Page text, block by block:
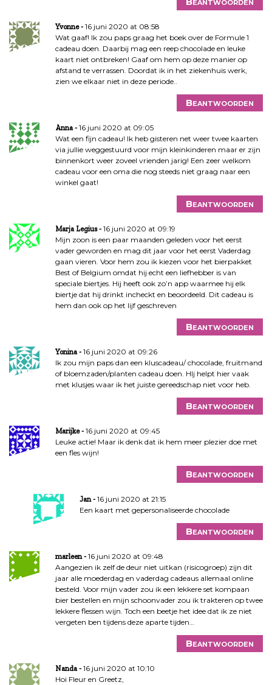
Yvonne
16 juni 2020 at 08:58
Wat gaaf! Ik zou paps graag het boek over de Formule 1
cadeau doen. Daarbij mag een reep chocolade en leuke
kaart niet ontbreken! Gaaf om hem op deze manier op
afstand te verrassen. Doordat ik in het ziekenhuis werk,
zien we elkaar niet in deze periode..
Beantwoorden
Anna
16 juni 2020 at 09:05
Wat een fijn cadeau! Ik heb gisteren net weer twee kaarten
via jullie weggestuurd voor mijn kleinkinderen maar er zijn
binnenkort weer zoveel vrienden jarig! Een zeer welkom
cadeau voor een oma die nog steeds niet graag naar een
winkel gaat!
Beantwoorden
Marja Legius
16 juni 2020 at 09:19
Mijn zoon is een paar maanden geleden voor het eerst
vader geworden en mag dit jaar voor het eerst Vaderdag
gaan vieren. Voor hem zou ik kiezen voor het bierpakket
Best of Belgium omdat hij echt een liefhebber is van
speciale biertjes. Hij heeft ook zo’n app waarmee hij elk
biertje dat hij drinkt incheckt en beoordeeld. Dit cadeau is
hem dan ook op het lijf geschreven
Beantwoorden
Yonina
16 juni 2020 at 09:26
Ik zou mijn paps dan een kluscadeau/ chocolade, fruitmand
of bloemzaden/planten cadeau doen. HIj helpt hier vaak
met klusjes waar ik het juiste gereedschap niet voor heb.
Beantwoorden
Marijke
16 juni 2020 at 09:45
Leuke actie! Maar ik denk dat ik hem meer plezier doe met
een fles wijn!
Beantwoorden
Jan
16 juni 2020 at 21:15
Een kaart met gepersonaliseerde chocolade
Beantwoorden
marleen
16 juni 2020 at 09:48
Aangezien ik zelf de deur niet uitkan (risicogroep) zijn dit
jaar alle moederdag en vaderdag cadeaus allemaal online
besteld. Voor mijn vader zou ik een lekkere set kompaan
bier bestellen en mijn schoonvader zou ik trakteren op twee
lekkere flessen wijn. Toch een beetje het idee dat ik ze niet
vergeten ben tijdens deze aparte tijden…
Beantwoorden
Nanda
16 juni 2020 at 10:10
Hoi Fleur en Greetz,